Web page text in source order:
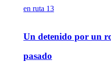
Un detenido por un
pasado